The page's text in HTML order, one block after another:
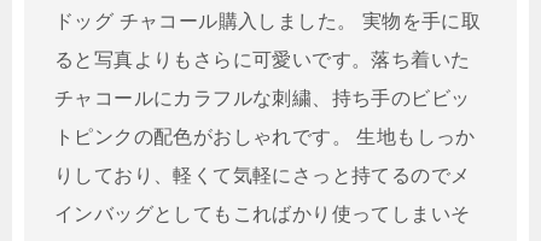
ドッグ チャコール購入しました。 実物を手に取
ると写真よりもさらに可愛いです。落ち着いた
チャコールにカラフルな刺繍、持ち手のビビッ
トピンクの配色がおしゃれです。 生地もしっか
りしており、軽くて気軽にさっと持てるのでメ
インバッグとしてもこればかり使ってしまいそ